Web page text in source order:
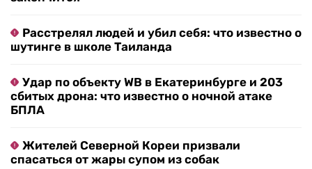
Расстрелял людей и убил себя: что известно о
шутинге в школе Таиланда
Удар по объекту WB в Екатеринбурге и 203
сбитых дрона: что известно о ночной атаке
БПЛА
Жителей Северной Кореи призвали
спасаться от жары супом из собак